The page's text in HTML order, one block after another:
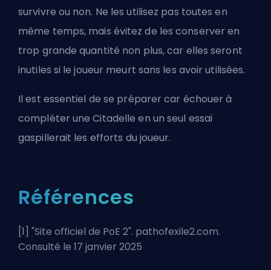
survivre ou non. Ne les utilisez pas toutes en
même temps, mais évitez de les conserver en
trop grande quantité non plus, car elles seront
inutiles si le joueur meurt sans les avoir utilisées.
Il est essentiel de se préparer car échouer à
compléter une Citadelle en un seul essai
gaspillerait les efforts du joueur.
Références
[1] "Site officiel de PoE 2". pathofexile2.com.
Consulté le 17 janvier 2025